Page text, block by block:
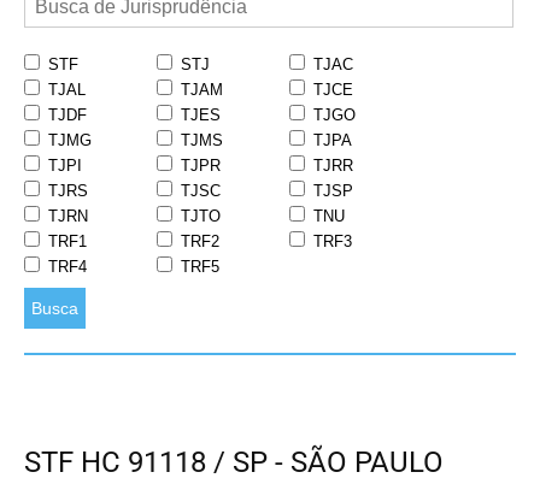
STF STJ
TJAC
TJAL
TJAM
TJCE
TJDF
TJES
TJGO
TJMG
TJMS
TJPA
TJPI
TJPR
TJRR
TJRS
TJSC
TJSP
TJRN
TJTO
TNU
TRF1
TRF2
TRF3
TRF4
TRF5
Busca
STF HC 91118 / SP - SÃO PAULO